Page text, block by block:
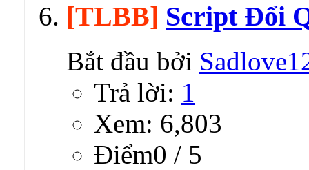
[TLBB] Script Đổi
Bắt đầu bởi
Trả lời: 1
Xem: 6,803
Ðiểm0 / 5